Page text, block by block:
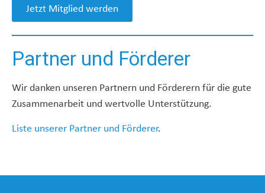
Jetzt Mitglied werden
Partner und Förderer
Wir danken unseren Partnern und Förderern für die gute
Zusammenarbeit und wertvolle Unterstützung.
Liste unserer Partner und Förderer.